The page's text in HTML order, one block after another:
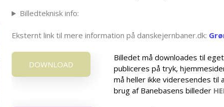
Billedteknisk info:
Eksternt link til mere information på danskejernbaner.dk:
DOWNLOAD
Billedet må downloades til
publiceres på tryk,
må heller ikke videresendes til
brug af Banebasens billeder